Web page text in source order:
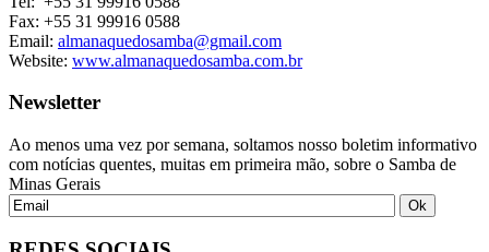
Fax: +55 31 99916 0588
Email: almanaquedosamba@gmail.com
Website: www.almanaquedosamba.com.br
Newsletter
Ao menos uma vez por semana, soltamos nosso boletim informativo
com notícias quentes, muitas em primeira mão, sobre o Samba de
Minas Gerais